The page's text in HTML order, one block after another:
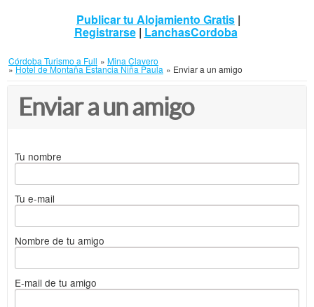
Publicar tu Alojamiento Gratis |
Registrarse| LanchasCordoba
Córdoba Turismo a Full » Mina Clavero
»Hotel de Montaña Estancia Niña Paula » Enviar a un amigo
Enviar a un amigo
Tu nombre
Tu e-mail
Nombre de tu amigo
E-mail de tu amigo